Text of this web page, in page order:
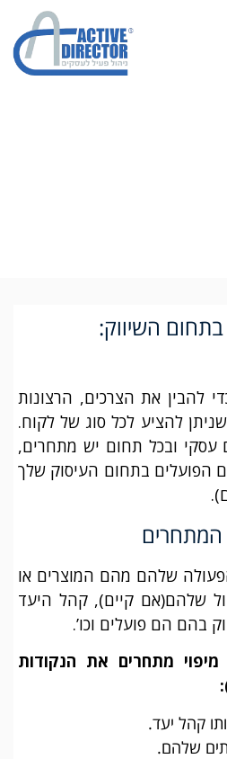
השיווק:
להבין את הצרכים, הרצונות
להציע לכל סוג של לקוח.
עסקי ובכל תחום יש מתחרים,
הפועלים בתחום העיסוק שלך
שלהם מהם המוצרים או
שלהם(אם קיים), קהל היעד
בהם הם פועלים וכו’.
מתחרים את הנקודות
קהל יעד.
שלהם.